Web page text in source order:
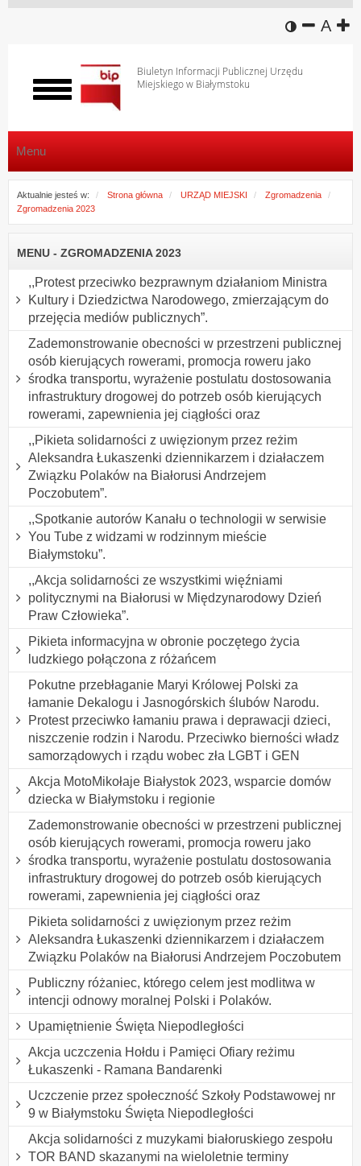
wersja
A
Biuletyn Informacji Publicznej Urzędu
Miejskiego w Białymstoku
Włącz
menu
Menu
Aktualnie jesteś w: Strona główna URZĄD MIEJSKI
Zgromadzenia
Zgromadzenia 2023
MENU - ZGROMADZENIA 2023
,,Protest przeciwko bezprawnym działaniom Ministra
Kultury i Dziedzictwa Narodowego, zmierzającym do
przejęcia mediów publicznych”.
Zademonstrowanie obecności w przestrzeni publicznej
osób kierujących rowerami, promocja roweru jako
środka transportu, wyrażenie postulatu dostosowania
infrastruktury drogowej do potrzeb osób kierujących
rowerami, zapewnienia jej ciągłości oraz
,,Pikieta solidarności z uwięzionym przez reżim
Aleksandra Łukaszenki dziennikarzem i działaczem
Związku Polaków na Białorusi Andrzejem
Poczobutem”.
,,Spotkanie autorów Kanału o technologii w serwisie
You Tube z widzami w rodzinnym mieście
Białymstoku”.
,,Akcja solidarności ze wszystkimi więźniami
politycznymi na Białorusi w Międzynarodowy Dzień
Praw Człowieka”.
Pikieta informacyjna w obronie poczętego życia
ludzkiego połączona z różańcem
Pokutne przebłaganie Maryi Królowej Polski za
łamanie Dekalogu i Jasnogórskich ślubów Narodu.
Protest przeciwko łamaniu prawa i deprawacji dzieci,
niszczenie rodzin i Narodu. Przeciwko bierności władz
samorządowych i rządu wobec zła LGBT i GEN
Akcja MotoMikołaje Białystok 2023, wsparcie domów
dziecka w Białymstoku i regionie
Zademonstrowanie obecności w przestrzeni publicznej
osób kierujących rowerami, promocja roweru jako
środka transportu, wyrażenie postulatu dostosowania
infrastruktury drogowej do potrzeb osób kierujących
rowerami, zapewnienia jej ciągłości oraz
Pikieta solidarności z uwięzionym przez reżim
Aleksandra Łukaszenki dziennikarzem i działaczem
Związku Polaków na Białorusi Andrzejem Poczobutem
Publiczny różaniec, którego celem jest modlitwa w
intencji odnowy moralnej Polski i Polaków.
Upamiętnienie Święta Niepodległości
Akcja uczczenia Hołdu i Pamięci Ofiary reżimu
Łukaszenki - Ramana Bandarenki
Uczczenie przez społeczność Szkoły Podstawowej nr
9 w Białymstoku Święta Niepodległości
Akcja solidarności z muzykami białoruskiego zespołu
TOR BAND skazanymi na wieloletnie terminy